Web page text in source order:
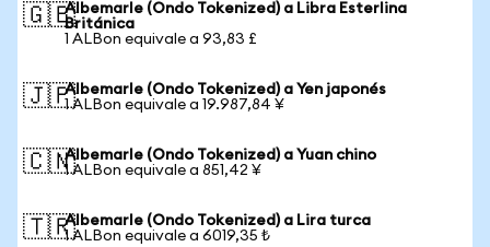
🇬🇧Albemarle (Ondo Tokenized) a Libra Esterlina
Británica
1 ALBon equivale a 93,83 £
🇯🇵Albemarle (Ondo Tokenized) a Yen japonés
1 ALBon equivale a 19.987,84 ¥
🇨🇳Albemarle (Ondo Tokenized) a Yuan chino
1 ALBon equivale a 851,42 ¥
🇹🇷Albemarle (Ondo Tokenized) a Lira turca
1 ALBon equivale a 6019,35 ₺